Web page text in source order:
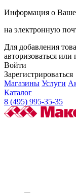
Информация о
на электронную
Для добавления
авторизоваться
Войти
Зарегистрироваться
Магазины Услуги
Каталог
8 (495) 995-35-35